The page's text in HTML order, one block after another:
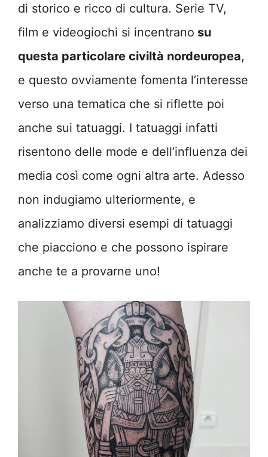
di storico e ricco di cultura. Serie TV,
film e videogiochi si incentrano su
questa particolare civiltà nordeuropea,
e questo ovviamente fomenta l’interesse
verso una tematica che si riflette poi
anche sui tatuaggi. I tatuaggi infatti
risentono delle mode e dell’influenza dei
media così come ogni altra arte. Adesso
non indugiamo ulteriormente, e
analizziamo diversi esempi di tatuaggi
che piacciono e che possono ispirare
anche te a provarne uno!